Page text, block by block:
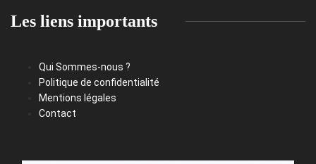
Les liens importants
Qui Sommes-nous ?
Politique de confidentialité
Mentions légales
Contact